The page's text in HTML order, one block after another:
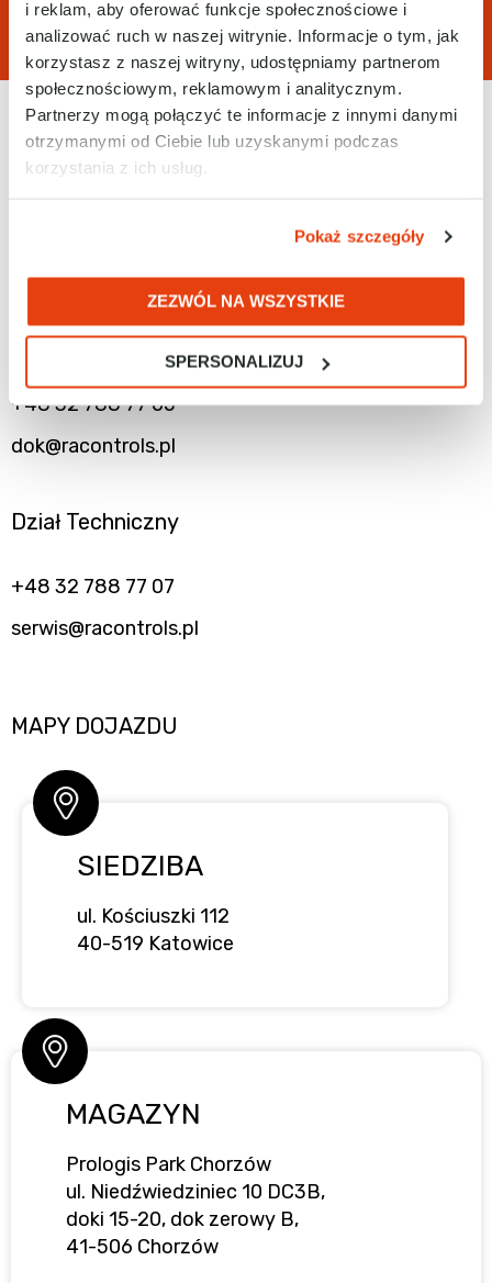
i reklam, aby oferować funkcje społecznościowe i
analizować ruch w naszej witrynie. Informacje o tym, jak
korzystasz z naszej witryny, udostępniamy partnerom
społecznościowym, reklamowym i analitycznym.
Partnerzy mogą połączyć te informacje z innymi danymi
otrzymanymi od Ciebie lub uzyskanymi podczas
korzystania z ich usług.
Pokaż szczegóły
ZEZWÓL NA WSZYSTKIE
SPERSONALIZUJ
Sekretariat
Dział Obsługi Klienta
+48 32 788 77 05
dok@racontrols.pl
Dział Techniczny
+48 32 788 77 07
serwis@racontrols.pl
MAPY DOJAZDU
SIEDZIBA
ul. Kościuszki 112
40-519 Katowice
MAGAZYN
Prologis Park Chorzów
ul. Niedźwiedziniec 10 DC3B,
doki 15-20, dok zerowy B,
41-506 Chorzów